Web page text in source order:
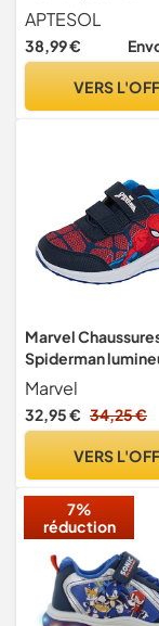
Top Femmes
Chaussures de
EU 41]
APTESOL
38,99 €
VERS
Marvel
Spiderman
garçons,
le sport, la course
patinage, bleu
Marvel
32,95 € 34,25 €
VERS
7%
réduction